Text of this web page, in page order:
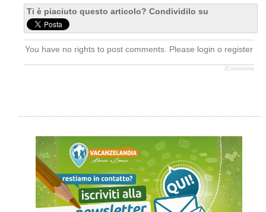
Ti è piaciuto questo articolo? Condividilo su
You have no rights to post comments. Please login o register
JComments